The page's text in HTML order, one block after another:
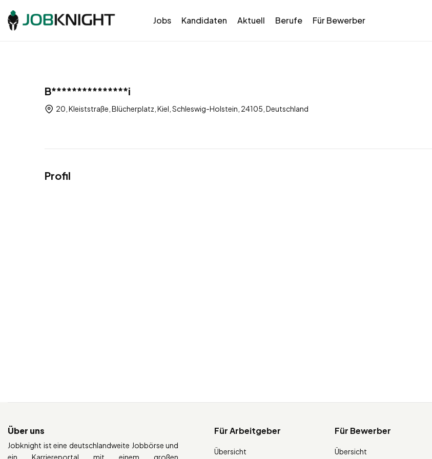
Jobs Kandidaten Aktuell Berufe Für Bewerber
B***************i
20, Kleiststraße, Blücherplatz, Kiel, Schleswig-Holstein, 24105, Deutschland
Profil
Über uns
Jobknight ist eine deutschlandweite Jobbörse und
ein Karriereportal mit einem großen
Für Arbeitgeber
Übersicht
Für Bewerber
Übersicht